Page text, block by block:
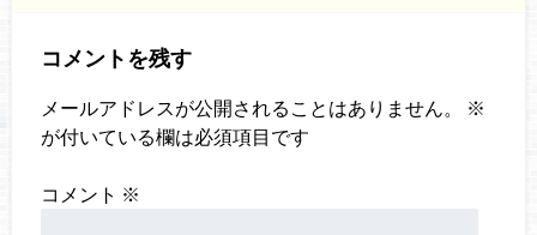
コメントを残す
メールアドレスが公開されることはありません。
※
が付いている欄は必須項目です
コメント ※